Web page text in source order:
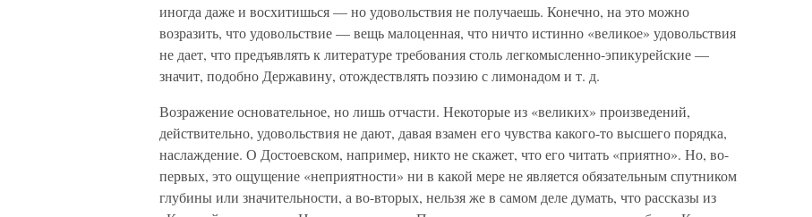
иногда даже и восхитишься — но удовольствия не получаешь. Конечно, на это можно
возразить, что удовольствие — вещь малоценная, что ничто истинно «великое» удовольствия
не дает, что предъявлять к литературе требования столь легкомысленно-эпикурейские —
значит, подобно Державину, отождествлять поэзию с лимонадом и т. д.
Возражение основательное, но лишь отчасти. Некоторые из «великих» произведений,
действительно, удовольствия не дают, давая взамен его чувства какого-то высшего порядка,
наслаждение. О Достоевском, например, никто не скажет, что его читать «приятно». Но, во-
первых, это ощущение «неприятности» ни в какой мере не является обязательным спутником
глубины или значительности, а во-вторых, нельзя же в самом деле думать, что рассказы из